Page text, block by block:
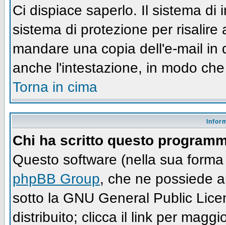
Ci dispiace saperlo. Il sistema di
sistema di protezione per
mandare una copia dell'e-mail
anche l'intestazione, in modo
Torna in cima
Chi ha scritto questo
Questo software (nella sua
phpBB Group, che ne possiede
sotto la GNU General Public
distribuito; clicca il link per